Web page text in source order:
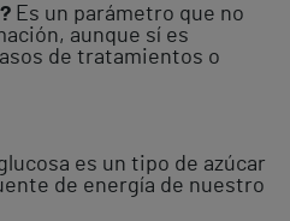
Es un parámetro que no
aunque sí es
de tratamientos o
es un tipo de azúcar
de energía de nuestro